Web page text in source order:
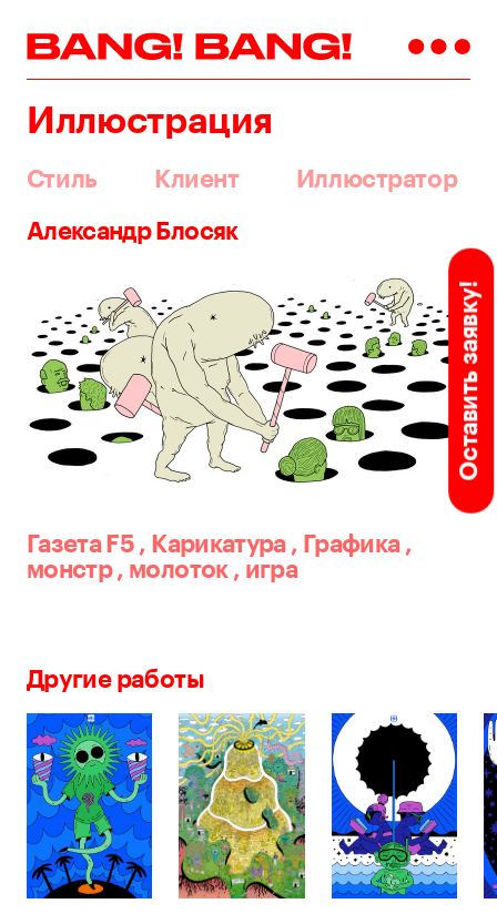
Иллюстрация
Стиль Клиент Иллюстратор
Оставить заявку!
Александр Блосяк
Газета F5 , Карикатура , Графика ,
монстр, молоток , игра
Другие работы